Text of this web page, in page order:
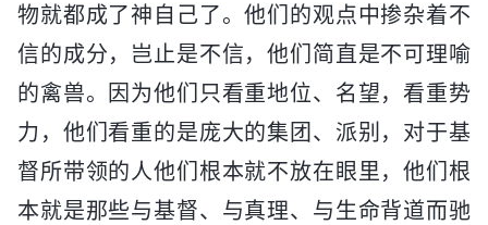
物就都成了神自己了。他们的观点中掺杂着不
信的成分，岂止是不信，他们简直是不可理喻
的禽兽。因为他们只看重地位、名望，看重势
力，他们看重的是庞大的集团、派别，对于基
督所带领的人他们根本就不放在眼里，他们根
本就是那些与基督、与真理、与生命背道而驰